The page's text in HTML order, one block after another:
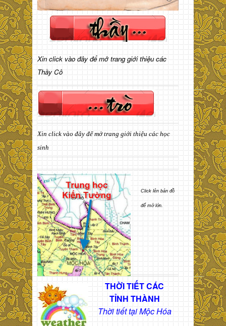
Xin click vào đây để mở trang giới thiệu các
Thầy Cô
Xin click vào đây để mở trang giới thiệu các học
sinh
Click lên bản đồ
để mở lớn.
THỜI TIẾT CÁC
TỈNH THÀNH
Thời tiết tại Mộc Hóa